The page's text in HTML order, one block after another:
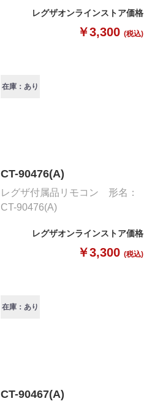
レグザオンラインストア価格
￥3,300 (税込)
在庫：あり
CT-90476(A)
レグザ付属品リモコン 形名：
CT-90476(A)
レグザオンラインストア価格
￥3,300 (税込)
在庫：あり
CT-90467(A)